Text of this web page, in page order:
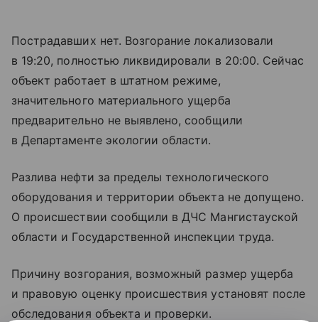
Пострадавших нет. Возгорание локализовали
в 19:20, полностью ликвидировали в 20:00. Сейчас
объект работает в штатном режиме,
значительного материального ущерба
предварительно не выявлено, сообщили
в Департаменте экологии области.
Разлива нефти за пределы технологического
оборудования и территории объекта не допущено.
О происшествии сообщили в ДЧС Мангистауской
области и Государственной инспекции труда.
Причину возгорания, возможный размер ущерба
и правовую оценку происшествия установят после
обследования объекта и проверки.